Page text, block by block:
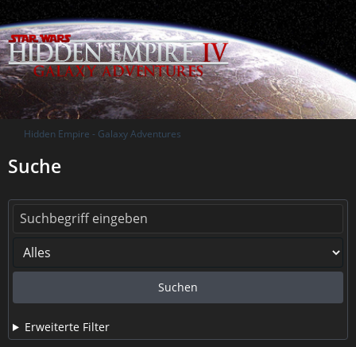
Hidden Empire - Galaxy Adventures
Suche
Suchen
Erweiterte Filter